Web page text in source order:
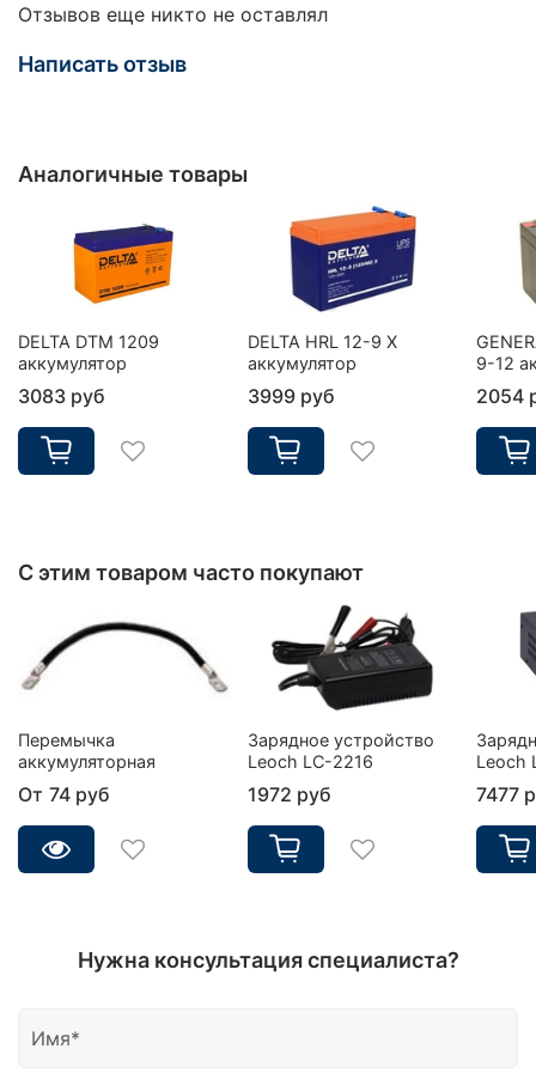
Отзывов еще никто не оставлял
Написать отзыв
Аналогичные товары
DELTA DTM 1209
аккумулятор
3083 руб
DELTA HRL 12-9 X
аккумулятор
3999 руб
9-12
2054
С этим товаром часто покупают
Перемычка
аккумуляторная
От 74 руб
Зарядное устройство
Leoch LC-2216
1972 руб
Leoch
7477
Нужна консультация специалиста?